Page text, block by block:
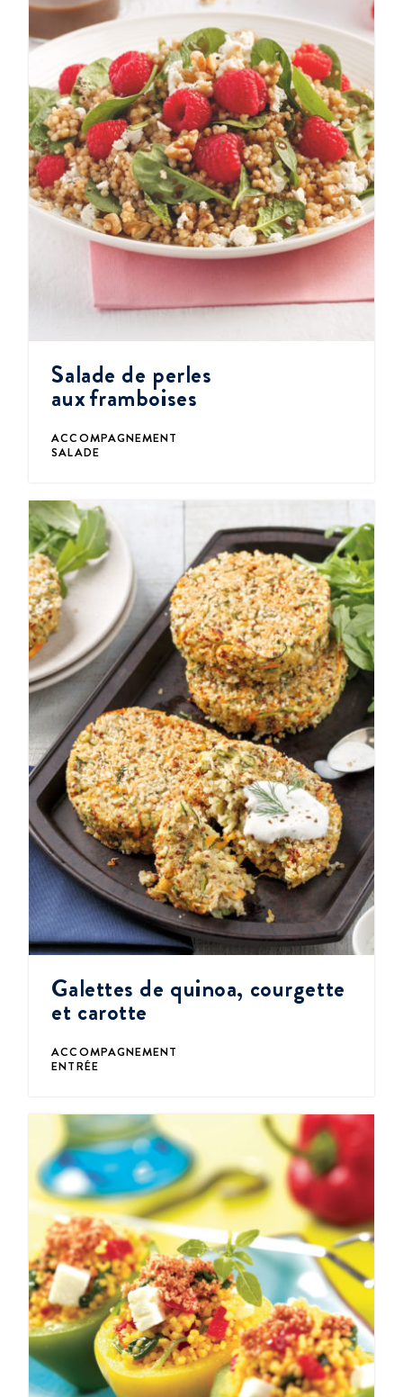
Salade de perles
aux framboises
ACCOMPAGNEMENT
SALADE
Galettes de quinoa, courgette
et carotte
ACCOMPAGNEMENT
ENTRÉE